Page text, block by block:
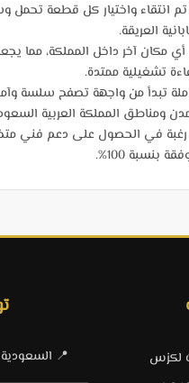
انتقاء واختيار كل قطعة تحمل
العريقة.
مكان آخر داخل المملكة، مما
تشغيلية ممتدة.
تبدأ من واجهة تصفح سلسة
رغبة في الحصول على دعم فني
100%.
لكزس
📍